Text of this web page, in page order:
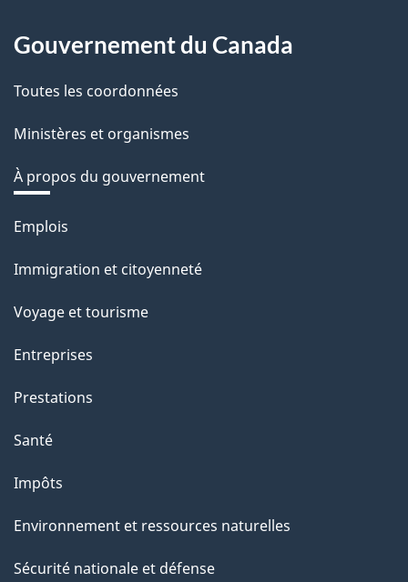
Gouvernement du Canada
Toutes les coordonnées
Ministères et organismes
À propos du gouvernement
Thèmes
sujets
Emplois
Immigration et citoyenneté
Voyage et tourisme
Entreprises
Prestations
Santé
Impôts
Environnement et ressources naturelles
Sécurité nationale et défense